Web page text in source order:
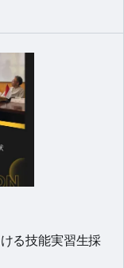
る技能実習生採